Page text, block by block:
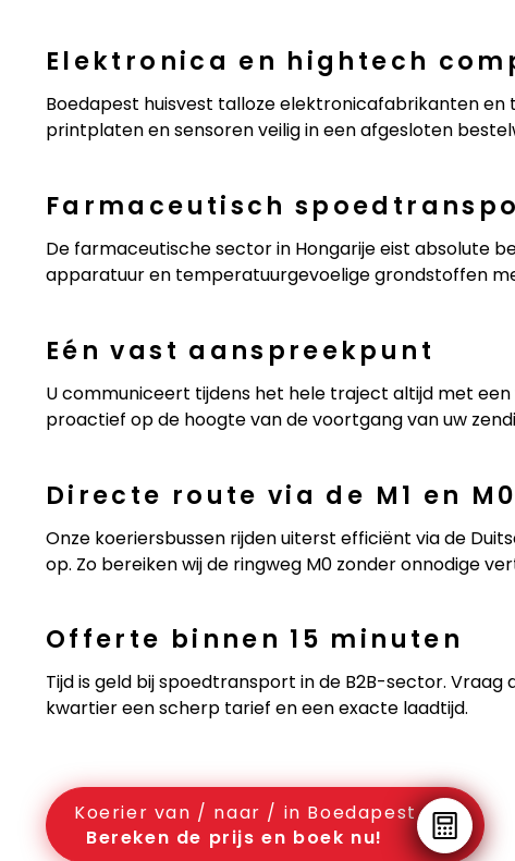
Elektronica en hightech
Boedapest huisvest talloze elektronicafabrikanten
printplaten en sensoren veilig in een afgesloten
Farmaceutisch
De farmaceutische sector in Hongarije eist absolute
apparatuur en temperatuurgevoelige grondstoffen
Eén vast aanspreekpunt
U communiceert tijdens het hele traject altijd met
proactief op de hoogte van de voortgang van uw
Directe route via de M1 en M0
Onze koeriersbussen rijden uiterst efficiënt via de
op. Zo bereiken wij de ringweg M0 zonder onnodige
Offerte binnen 15 minuten
Tijd is geld bij spoedtransport in de B2B-sector.
kwartier een scherp tarief en een exacte laadtijd.
Koerier van / naar / in Boedapest
Bereken de prijs en boek nu!